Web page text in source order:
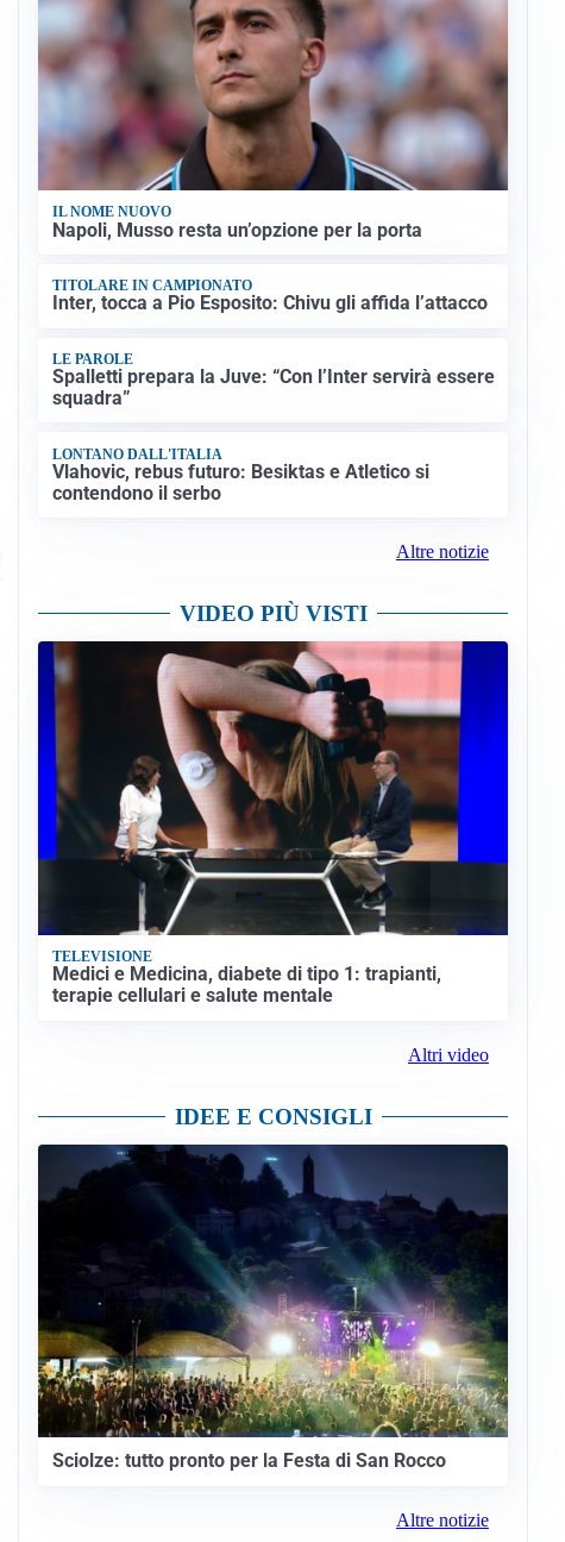
IL NOME NUOVO
Napoli, Musso resta un’opzione per la porta
TITOLARE IN CAMPIONATO
Inter, tocca a Pio Esposito: Chivu gli affida l’attacco
LE PAROLE
Spalletti prepara la Juve: “Con l’Inter servirà essere
squadra”
LONTANO DALL'ITALIA
Vlahovic, rebus futuro: Besiktas e Atletico si
contendono il serbo
Altre notizie
VIDEO PIÙ VISTI
TELEVISIONE
Medici e Medicina, diabete di tipo 1: trapianti,
terapie cellulari e salute mentale
Altri video
IDEE E CONSIGLI
Sciolze: tutto pronto per la Festa di San Rocco
Altre notizie